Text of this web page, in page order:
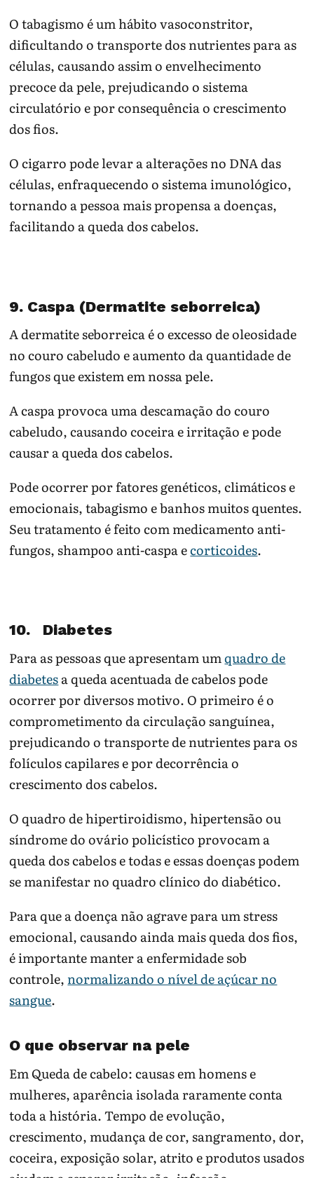
O tabagismo é um hábito vasoconstritor,
dificultando o transporte dos nutrientes para as
células, causando assim o envelhecimento
precoce da pele, prejudicando o sistema
circulatório e por consequência o crescimento
dos fios.
O cigarro pode levar a alterações no DNA das
células, enfraquecendo o sistema imunológico,
tornando a pessoa mais propensa a doenças,
facilitando a queda dos cabelos.
9. Caspa (Dermatite seborreica)
A dermatite seborreica é o excesso de oleosidade
no couro cabeludo e aumento da quantidade de
fungos que existem em nossa pele.
A caspa provoca uma descamação do couro
cabeludo, causando coceira e irritação e pode
causar a queda dos cabelos.
Pode ocorrer por fatores genéticos, climáticos e
emocionais, tabagismo e banhos muitos quentes.
Seu tratamento é feito com medicamento anti-
fungos, shampoo anti-caspa ecorticoides.
10. Diabetes
Para as pessoas que apresentam umquadro de
diabetesa queda acentuada de cabelos pode
ocorrer por diversos motivo. O primeiro é o
comprometimento da circulação sanguínea,
prejudicando o transporte de nutrientes para os
folículos capilares e por decorrência o
crescimento dos cabelos.
O quadro de hipertiroidismo, hipertensão ou
síndrome do ovário policístico provocam a
queda dos cabelos e todas e essas doenças podem
se manifestar no quadro clínico do diabético.
Para que a doença não agrave para um stress
emocional, causando ainda mais queda dos fios,
é importante manter a enfermidade sob
controle,normalizando o nível de açúcar no
sangue.
O que observar na pele
Em Queda de cabelo: causas em homens e
mulheres, aparência isolada raramente conta
toda a história. Tempo de evolução,
crescimento, mudança de cor, sangramento, dor,
coceira, exposição solar, atrito e produtos usados